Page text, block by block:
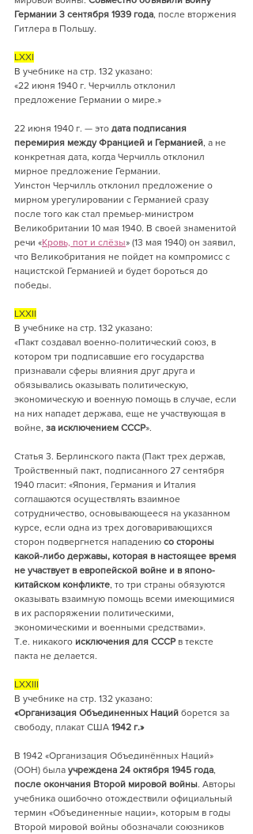
Германии 3 сентября 1939 года , после вторжения
Гитлера в Польшу.
LXXI
В учебнике на стр. 132 указано:
«22 июня 1940 г. Черчилль отклонил
предложение Германии о мире.»
22 июня 1940 г. — это дата подписания
перемирия между Францией и Германией , а не
конкретная дата, когда Черчилль отклонил
мирное предложение Германии.
Уинстон Черчилль отклонил предложение о
мирном урегулировании с Германией сразу
после того как стал премьер-министром
Великобритании 10 мая 1940. В своей знаменитой
речи «Кровь, пот и слёзы» (13 мая 1940) он заявил,
что Великобритания не пойдет на компромисс с
нацистской Германией и будет бороться до
победы.
LXXII
В учебнике на стр. 132 указано:
«Пакт создавал военно-политический союз, в
котором три подписавшие его государства
признавали сферы влияния друг друга и
обязывались оказывать политическую,
экономическую и военную помощь в случае, если
на них нападет держава, еще не участвующая в
войне, за исключением СССР».
Статья 3. Берлинского пакта (Пакт трех держав,
Тройственный пакт, подписанного 27 сентября
1940 гласит: «Япония, Германия и Италия
соглашаются осуществлять взаимное
сотрудничество, основывающееся на указанном
курсе, если одна из трех договаривающихся
сторон подвергнется нападению со стороны
какой-либо державы, которая в настоящее время
не участвует в европейской войне и в японо-
китайском конфликте , то три страны обязуются
оказывать взаимную помощь всеми имеющимися
в их распоряжении политическими,
экономическими и военными средствами».
Т.е. никакого исключения для СССР в тексте
пакта не делается.
LXXIII
В учебнике на стр. 132 указано:
«Организация Объединенных Наций борется за
свободу, плакат США 1942 г.»
В 1942 «Организация Объединённых Наций»
(ООН) была учреждена 24 октября 1945 года
после окончания Второй мировой войны . Авторы
учебника ошибочно отождествили официальный
термин «Объединенные нации», которым в годы
Второй мировой войны обозначали союзников